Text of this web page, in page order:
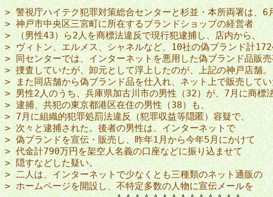
> 警視庁ハイテク犯罪対策総合センターと杉並・本所両署は、6
> 神戸市中央区三宮町に所在するブランドショップの経営者
> （男性43）ら2人を商標法違反で現行犯逮捕し、店内から、
> ヴィトン、エルメス、シャネルなど、10社の偽ブランド計
> 同センターでは、インターネットを悪用した偽ブランド品販
> 捜査していたが、卸元として浮上したのが、上記の神戸店舗。
> また同店舗から偽ブランド品を仕入れ、ネット上で販売して
> 男性2人のうち、兵庫県加古川市の男性（32）が、7月に商標
> 逮捕、共犯の東京都港区在住の男性（38）も、
> 7月に組織的犯罪処罰法違反（犯罪収益等隠匿）容疑で、
> 次々と逮捕された。後者の男性は、インターネットで
> 偽ブランドを宣伝・販売し、昨年1月から今年5月にかけて
> 代金計790万円を架空人名義の口座などに振り込ませて
> 隠すなどした疑い。
> 二人は、インターネットで少なくとも三種類のネット通販の
> ホームページを開設し、不特定多数の人物に宣伝メールを